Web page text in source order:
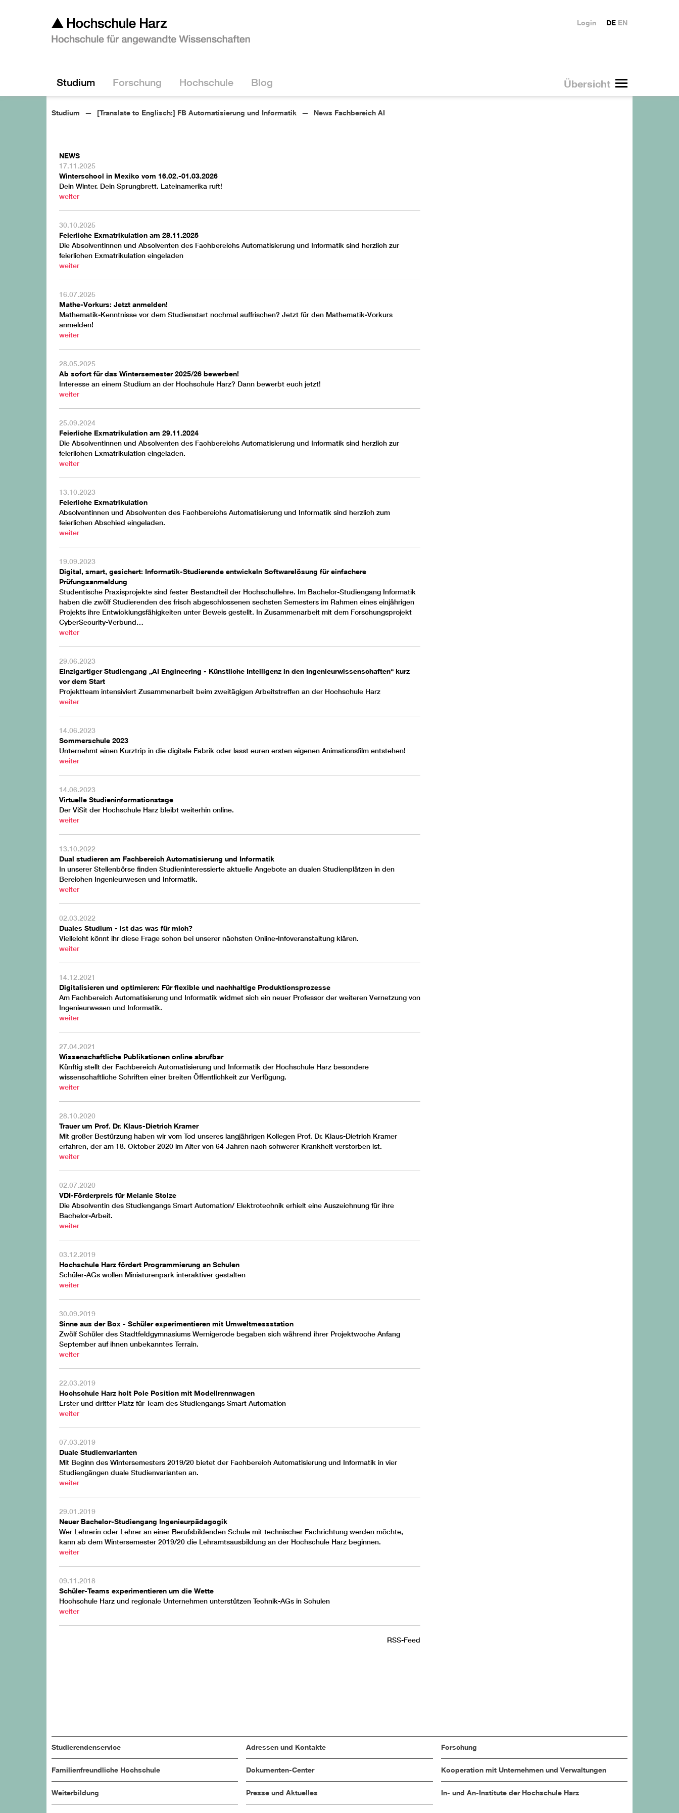
Übersicht
Studium Forschung Hochschule Blog
DE EN
Login
Studium [Translate to Englisch:] FB Automatisierung und Informatik News Fachbereich AI
NEWS
17.11.2025
Winterschool in Mexiko vom 16.02.-01.03.2026
Dein Winter. Dein Sprungbrett. Lateinamerika ruft!
weiter
30.10.2025
Feierliche Exmatrikulation am 28.11.2025
Die Absolventinnen und Absolventen des Fachbereichs Automatisierung und Informatik sind herzlich zur
feierlichen Exmatrikulation eingeladen
weiter
16.07.2025
Mathe-Vorkurs: Jetzt anmelden!
Mathematik-Kenntnisse vor dem Studienstart nochmal auffrischen? Jetzt für den Mathematik-Vorkurs
anmelden!
weiter
28.05.2025
Ab sofort für das Wintersemester 2025/26 bewerben!
Interesse an einem Studium an der Hochschule Harz? Dann bewerbt euch jetzt!
weiter
25.09.2024
Feierliche Exmatrikulation am 29.11.2024
Die Absolventinnen und Absolventen des Fachbereichs Automatisierung und Informatik sind herzlich zur
feierlichen Exmatrikulation eingeladen.
weiter
13.10.2023
Feierliche Exmatrikulation
Absolventinnen und Absolventen des Fachbereichs Automatisierung und Informatik sind herzlich zum
feierlichen Abschied eingeladen.
weiter
19.09.2023
Digital, smart, gesichert: Informatik-Studierende entwickeln Softwarelösung für einfachere
Prüfungsanmeldung
Studentische Praxisprojekte sind fester Bestandteil der Hochschullehre. Im Bachelor-Studiengang Informatik
haben die zwölf Studierenden des frisch abgeschlossenen sechsten Semesters im Rahmen eines einjährigen
Projekts ihre Entwicklungsfähigkeiten unter Beweis gestellt. In Zusammenarbeit mit dem Forschungsprojekt
CyberSecurity-Verbund…
weiter
29.06.2023
Einzigartiger Studiengang „AI Engineering - Künstliche Intelligenz in den Ingenieurwissenschaften“ kurz
vor dem Start
Projektteam intensiviert Zusammenarbeit beim zweitägigen Arbeitstreffen an der Hochschule Harz
weiter
14.06.2023
Sommerschule 2023
Unternehmt einen Kurztrip in die digitale Fabrik oder lasst euren ersten eigenen Animationsfilm entstehen!
weiter
14.06.2023
Virtuelle Studieninformationstage
Der ViSit der Hochschule Harz bleibt weiterhin online.
weiter
13.10.2022
Dual studieren am Fachbereich Automatisierung und Informatik
In unserer Stellenbörse finden Studieninteressierte aktuelle Angebote an dualen Studienplätzen in den
Bereichen Ingenieurwesen und Informatik.
weiter
02.03.2022
Duales Studium - ist das was für mich?
Vielleicht könnt ihr diese Frage schon bei unserer nächsten Online-Infoveranstaltung klären.
weiter
14.12.2021
Digitalisieren und optimieren: Für flexible und nachhaltige Produktionsprozesse
Am Fachbereich Automatisierung und Informatik widmet sich ein neuer Professor der weiteren Vernetzung von
Ingenieurwesen und Informatik.
weiter
27.04.2021
Wissenschaftliche Publikationen online abrufbar
Künftig stellt der Fachbereich Automatisierung und Informatik der Hochschule Harz besondere
wissenschaftliche Schriften einer breiten Öffentlichkeit zur Verfügung.
weiter
28.10.2020
Trauer um Prof. Dr. Klaus-Dietrich Kramer
Mit großer Bestürzung haben wir vom Tod unseres langjährigen Kollegen Prof. Dr. Klaus-Dietrich Kramer
erfahren, der am 18. Oktober 2020 im Alter von 64 Jahren nach schwerer Krankheit verstorben ist.
weiter
02.07.2020
VDI-Förderpreis für Melanie Stolze
Die Absolventin des Studiengangs Smart Automation/ Elektrotechnik erhielt eine Auszeichnung für ihre
Bachelor-Arbeit.
weiter
03.12.2019
Hochschule Harz fördert Programmierung an Schulen
Schüler-AGs wollen Miniaturenpark interaktiver gestalten
weiter
30.09.2019
Sinne aus der Box - Schüler experimentieren mit Umweltmessstation
Zwölf Schüler des Stadtfeldgymnasiums Wernigerode begaben sich während ihrer Projektwoche Anfang
September auf ihnen unbekanntes Terrain.
weiter
22.03.2019
Hochschule Harz holt Pole Position mit Modellrennwagen
Erster und dritter Platz für Team des Studiengangs Smart Automation
weiter
07.03.2019
Duale Studienvarianten
Mit Beginn des Wintersemesters 2019/20 bietet der Fachbereich Automatisierung und Informatik in vier
Studiengängen duale Studienvarianten an.
weiter
29.01.2019
Neuer Bachelor-Studiengang Ingenieurpädagogik
Wer Lehrerin oder Lehrer an einer Berufsbildenden Schule mit technischer Fachrichtung werden möchte,
kann ab dem Wintersemester 2019/20 die Lehramtsausbildung an der Hochschule Harz beginnen.
weiter
09.11.2018
Schüler-Teams experimentieren um die Wette
Hochschule Harz und regionale Unternehmen unterstützen Technik-AGs in Schulen
weiter
RSS-Feed
Studierendenservice
Familienfreundliche Hochschule
Weiterbildung
Adressen und Kontakte
Dokumenten-Center
Presse und Aktuelles
Forschung
Kooperation mit Unternehmen und Verwaltungen
In- und An-Institute der Hochschule Harz